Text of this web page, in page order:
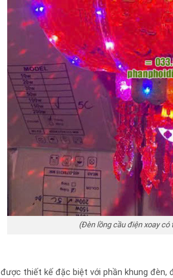
(Đèn lồng cầu điện xoay
được thiết kế đặc biệt với phần khung đèn,